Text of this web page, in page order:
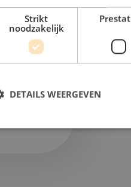
Strikt
noodzakelijk
DETAILS WEERGEVEN